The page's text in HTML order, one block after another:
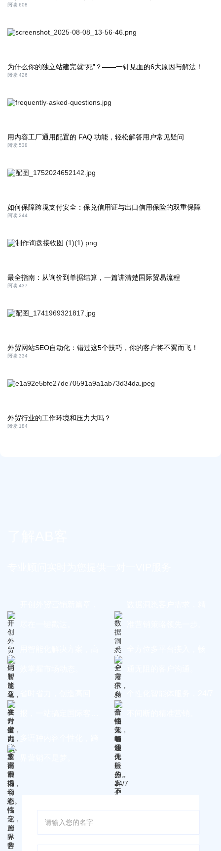
阅读:608
为什么你的独立站建完就“死”？——一针见血的6大原因与解法！
阅读:426
用内容工厂通用配置的 FAQ 功能，轻松解答用户常见疑问​
阅读:538
如何保障跨境支付安全：保兑信用证与出口信用保险的双重保障
阅读:244
最全指南：从询价到单据结算，一篇讲清楚国际贸易流程
阅读:437
外贸网站SEO自动化：错过这5个技巧，你的客户将不翼而飞！
阅读:334
外贸行业的工作环境和压力大吗？
阅读:184